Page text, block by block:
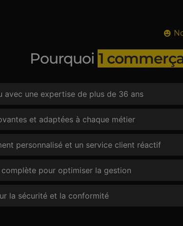
Pourquoi 1
avec une expertise de plus de 36 ans
et adaptées à chaque métier
personnalisé et un service client réactif
pour optimiser la gestion
la sécurité et la conformité